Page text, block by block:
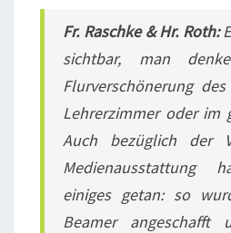
Fr. Raschke & Hr. Roth:
sichtbar, man
Flurverschönerung
Lehrerzimmer oder im
Auch bezüglich der
Medienausstattung
einiges getan: so
Beamer angeschafft